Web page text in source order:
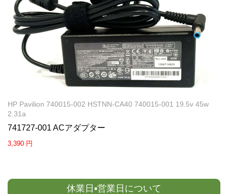
HP Pavilion 740015-002 HSTNN-CA40 740015-001 19.5v 45w
2.31a
741727-001 ACアダプター
3,390 円
休業日▪営業日について